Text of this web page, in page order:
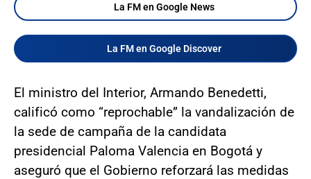
La FM en Google News
La FM en Google Discover
El ministro del Interior, Armando Benedetti,
calificó como “reprochable” la vandalización de
la sede de campaña de la candidata
presidencial Paloma Valencia en Bogotá y
aseguró que el Gobierno reforzará las medidas